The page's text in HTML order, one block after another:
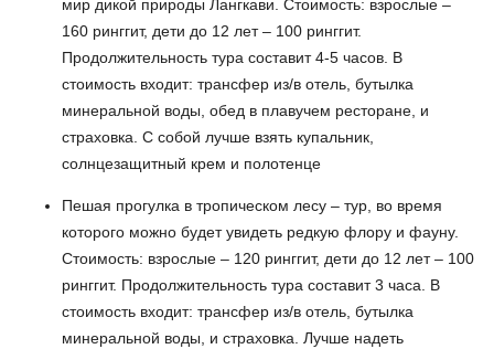
мир дикой природы Лангкави. Стоимость: взрослые –
160 ринггит, дети до 12 лет – 100 ринггит.
Продолжительность тура составит 4-5 часов. В
стоимость входит: трансфер из/в отель, бутылка
минеральной воды, обед в плавучем ресторане, и
страховка. С собой лучше взять купальник,
солнцезащитный крем и полотенце
Пешая прогулка в тропическом лесу – тур, во время
которого можно будет увидеть редкую флору и фауну.
Стоимость: взрослые – 120 ринггит, дети до 12 лет – 100
ринггит. Продолжительность тура составит 3 часа. В
стоимость входит: трансфер из/в отель, бутылка
минеральной воды, и страховка. Лучше надеть